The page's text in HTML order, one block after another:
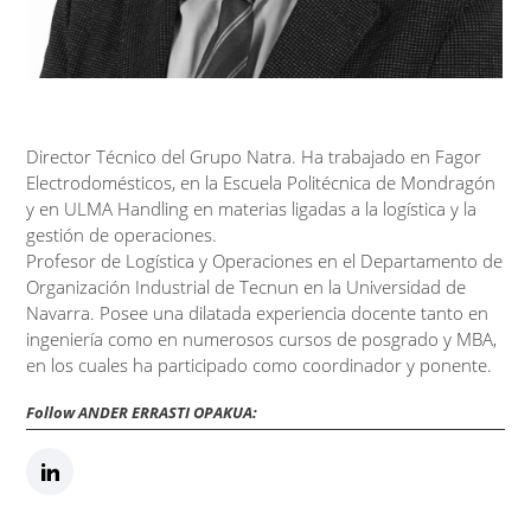
Director Técnico del Grupo Natra. Ha trabajado en Fagor
Electrodomésticos, en la Escuela Politécnica de Mondragón
y en ULMA Handling en materias ligadas a la logística y la
gestión de operaciones.
Profesor de Logística y Operaciones en el Departamento de
Organización Industrial de Tecnun en la Universidad de
Navarra. Posee una dilatada experiencia docente tanto en
ingeniería como en numerosos cursos de posgrado y MBA,
en los cuales ha participado como coordinador y ponente.
Follow ANDER ERRASTI OPAKUA: